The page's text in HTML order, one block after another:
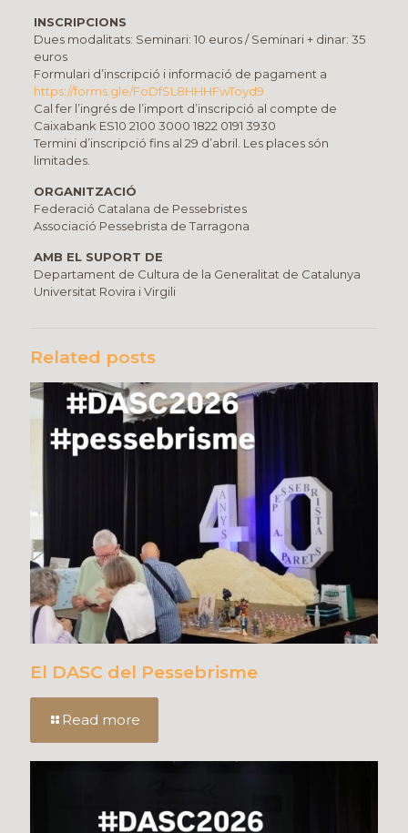
INSCRIPCIONS
Dues modalitats: Seminari: 10 euros / Seminari + dinar: 35
euros
Formulari d’inscripció i informació de pagament a
https://forms.gle/FoDfSL8HHHFwToyd9
Cal fer l’ingrés de l’import d’inscripció al compte de
Caixabank ES10 2100 3000 1822 0191 3930
Termini d’inscripció fins al 29 d’abril. Les places són
limitades.
ORGANITZACIÓ
Federació Catalana de Pessebristes
Associació Pessebrista de Tarragona
AMB EL SUPORT DE
Departament de Cultura de la Generalitat de Catalunya
Universitat Rovira i Virgili
Related posts
El DASC del Pessebrisme
Read more